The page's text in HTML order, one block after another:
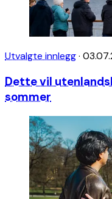
Utvalgte innlegg·
Dette vil
sommer